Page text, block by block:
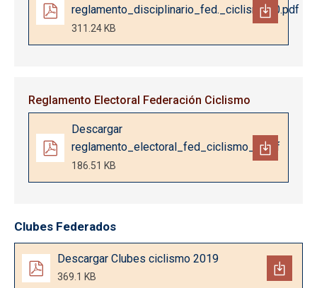
reglamento_disciplinario_fed._ciclismo_0.pdf
311.24 KB
Reglamento Electoral Federación Ciclismo
Documento
Descargar
reglamento_electoral_fed_ciclismo_0.pdf
186.51 KB
Clubes Federados
Documento
Descargar Clubes ciclismo 2019
369.1 KB